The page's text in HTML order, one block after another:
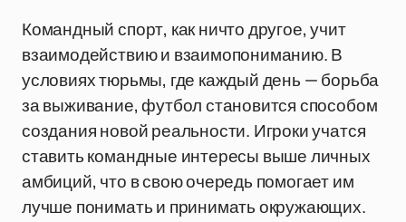
Командный спорт, как ничто другое, учит
взаимодействию и взаимопониманию. В
условиях тюрьмы, где каждый день — борьба
за выживание, футбол становится способом
создания новой реальности. Игроки учатся
ставить командные интересы выше личных
амбиций, что в свою очередь помогает им
лучше понимать и принимать окружающих.